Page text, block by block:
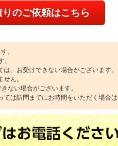
のご依頼はこちら
。
、お受けできない場合がございます。
ん。
ない場合がございます。
は訪問までにお時間をいただく場合は